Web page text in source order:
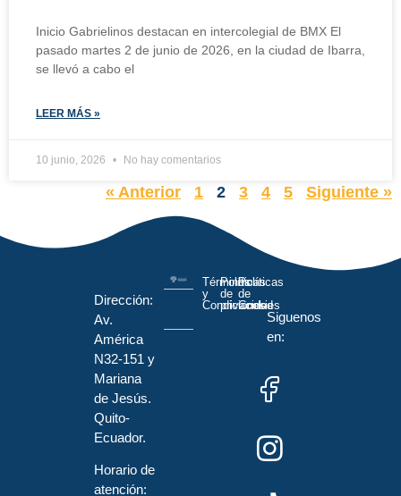
Inicio Gabrielinos destacan en intercolegial de BMX El
pasado martes 2 de junio de 2026, en la ciudad de Ibarra,
se llevó a cabo el
LEER MÁS »
10 junio, 2026 No hay comentarios
« Anterior 1 2 3 4 5 Siguiente »
Dirección:
Av.
América
N32-151 y
Mariana
de Jesús.
Quito-
Ecuador.
Horario de
atención:
Términos
y
Condiciones
Políticas
de
privacidad
Políticas
de
Cookies
Siguenos
en: